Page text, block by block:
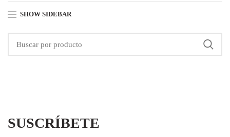
SHOW SIDEBAR
SUSCRÍBETE